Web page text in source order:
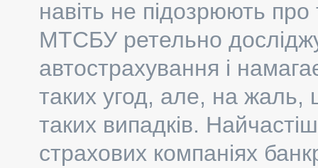
навіть не підозрюють
МТСБУ ретельно
автострахування і
таких угод, але, на жаль,
таких випадків.
страхових компаніях